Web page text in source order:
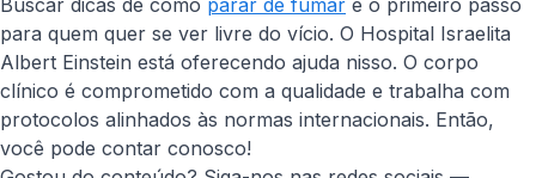
Buscar dicas de como parar de fumar é o primeiro passo
para quem quer se ver livre do vício. O Hospital Israelita
Albert Einstein está oferecendo ajuda nisso. O corpo
clínico é comprometido com a qualidade e trabalha com
protocolos alinhados às normas internacionais. Então,
você pode contar conosco!